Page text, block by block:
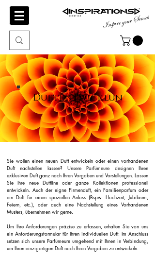
Inspire your Senses
Duftentwicklun
g
Sie wollen einen neuen Duft entwickeln oder einen vorhandenen
Duft nachstellen lassen? Unsere Parfümeure designen Ihren
exklusiven Duft ganz nach Ihren Vorgaben und Vorstellungen. Lassen
Sie Ihre neue Duftline oder ganze Kollektionen professionell
entwickeln. Auch der eigne Firmenduft, ein Familienparfum oder
ein Duft für einen speziellen Anlass (Bspw. Hochzeit, Jubiläum,
Feiern, etc.), oder auch eine Nachstellung eines Vorhandenen
Musters, übernehmen wir gerne.
Um Ihre Anforderungen präzise zu erfassen, erhalten Sie von uns
ein Anforderungsformular für Ihren individuellen Duft. Im Anschluss
setzen sich unsere Parfümeure umgehend mit Ihnen in Verbindung,
um Ihren einzigartigen Duft nach Ihren Vorgaben zu entwickeln.